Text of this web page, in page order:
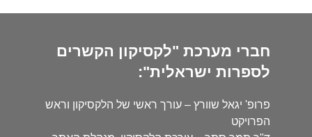
חברי מערכת "לקסיקון הקשרים
לספרות ישראלית":
פרופ' יגאל שוורץ – עורך ראשי של הלקסיקון וראש
הפרויקט